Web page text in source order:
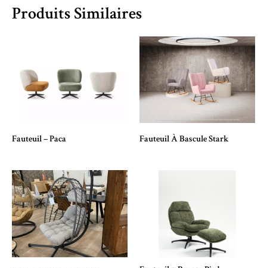
Produits Similaires
Fauteuil – Paca Fauteuil À Bascule Stark